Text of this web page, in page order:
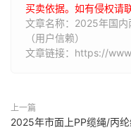
买卖依据。如有侵权请
文章名称：2025年国
（用户信赖）
文章链接：https://
上一篇
2025年市面上PP缆绳/丙纶